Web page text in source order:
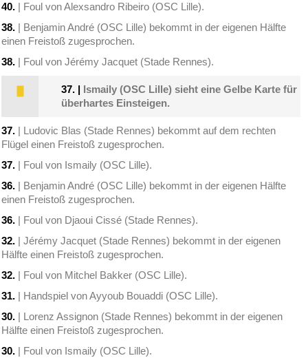
40. | Foul von Alexsandro Ribeiro (OSC Lille).
38. | Benjamin André (OSC Lille) bekommt in der eigenen Hälfte
einen Freistoß zugesprochen.
38. | Foul von Jérémy Jacquet (Stade Rennes).
37. | Ismaily (OSC Lille) sieht eine Gelbe Karte für
überhartes Einsteigen.
37. | Ludovic Blas (Stade Rennes) bekommt auf dem rechten
Flügel einen Freistoß zugesprochen.
37. | Foul von Ismaily (OSC Lille).
36. | Benjamin André (OSC Lille) bekommt in der eigenen Hälfte
einen Freistoß zugesprochen.
36. | Foul von Djaoui Cissé (Stade Rennes).
32. | Jérémy Jacquet (Stade Rennes) bekommt in der eigenen
Hälfte einen Freistoß zugesprochen.
32. | Foul von Mitchel Bakker (OSC Lille).
31. | Handspiel von Ayyoub Bouaddi (OSC Lille).
30. | Lorenz Assignon (Stade Rennes) bekommt in der eigenen
Hälfte einen Freistoß zugesprochen.
30. | Foul von Ismaily (OSC Lille).